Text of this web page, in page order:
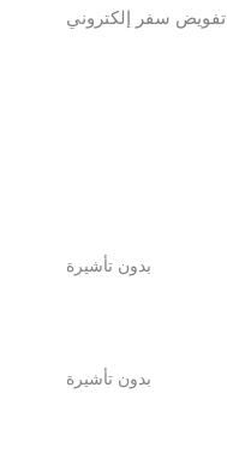
تفويض سفر إلكتروني
بدون تأشيرة
بدون تأشيرة